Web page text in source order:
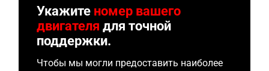
Укажите номер вашего
двигателя для точной
поддержки.
Чтобы мы могли предоставить наиболее